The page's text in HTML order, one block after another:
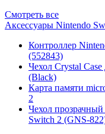
Смотреть все
Аксессуары Nintendo
Контроллер
(552843)
Чехол Сrystal Сase
(Black)
Карта памяти
2
Чехол
Switch 2 (GNS-